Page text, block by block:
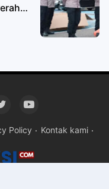
Policy
Kontak kami